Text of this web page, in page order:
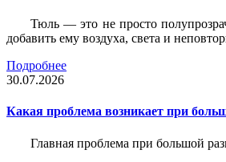
Тюль — это не просто
добавить ему воздуха, света и
Подробнее
30.07.2026
Какая проблема возникает при
Главная проблема при большой